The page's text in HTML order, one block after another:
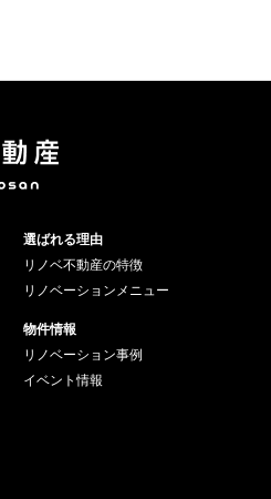
選ばれる理由
リノベ不動産の特徴
リノベーションメニュー
物件情報
リノベーション事例
イベント情報